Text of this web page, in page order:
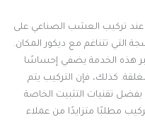
تركيب العشب الصناعي على
التي تتناغم مع ديكور المكان.
هذه الخدمة يضفي إحساسًا
كذلك، فإن التركيب يتم
تقنيات التثبيت الخاصة
مطلبًا متزايدًا من عملاء